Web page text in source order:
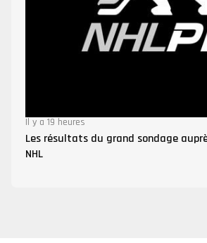
Il y a 19 heures
Les résultats du grand sondage
NHL